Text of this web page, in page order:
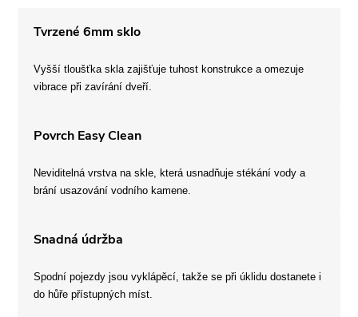
Tvrzené 6mm sklo
Vyšší tloušťka skla zajišťuje tuhost konstrukce a omezuje
vibrace při zavírání dveří.
Povrch Easy Clean
Neviditelná vrstva na skle, která usnadňuje stékání vody a
brání usazování vodního kamene.
Snadná údržba
Spodní pojezdy jsou vyklápěcí, takže se při úklidu dostanete i
do hůře přístupných míst.